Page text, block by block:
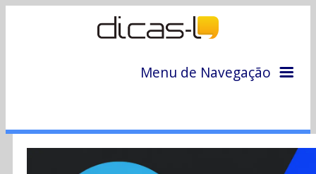
Menu de Navegação